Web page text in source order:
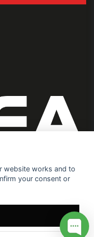
website works and to
your consent or